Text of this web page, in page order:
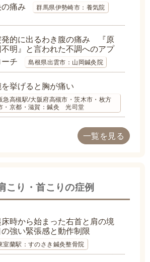
痛み
群馬県伊勢崎市：養気院
発的に出るわき腹の痛み 『原
不明』と言われた不調へのアプ
ーチ
島根県出雲市：山岡鍼灸院
を挙げると胸が痛い
急高槻駅/大阪府高槻市・茨木市・枚方
・京都・滋賀：鍼灸 光司堂
一覧を見る
こり・首こりの症例
床時から始まった右首と肩の境
の強い緊張感と動作制限
室蘭駅：すのさき鍼灸整骨院